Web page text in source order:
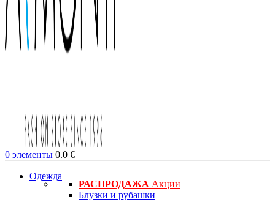
0 элементы 0.0 €
Одежда
РАСПРОДАЖА Акции
Блузки и рубашки